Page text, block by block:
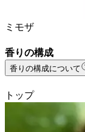
ミモザ
香りの構成
香りの構成について
トップ